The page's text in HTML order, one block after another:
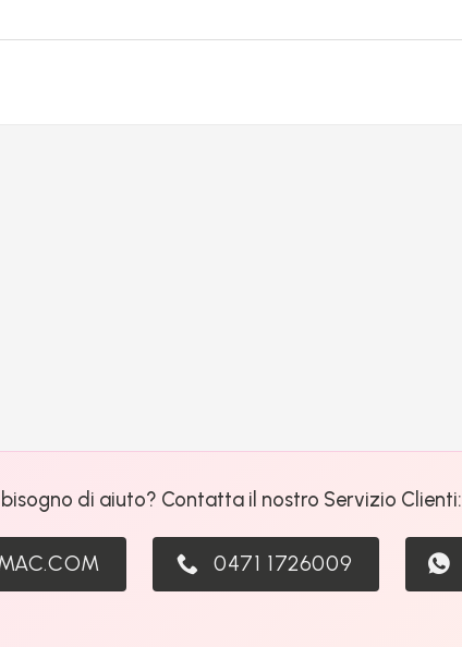
di aiuto? Contatta il nostro Servizio Clienti:
0471 1726009